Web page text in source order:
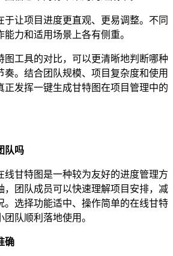
于让项目进度更直观、更易调整。不同
力和适用场景上各有侧重。
图工具的对比，可以更清晰地判断哪种
奏。结合团队规模、项目复杂度和使用
正发挥一键生成甘特图在项目管理中的
队吗
线甘特图是一种较为友好的进度管理方
，团队成员可以快速理解项目安排，减
。选择功能适中、操作简单的在线甘特
队顺利落地使用。
确